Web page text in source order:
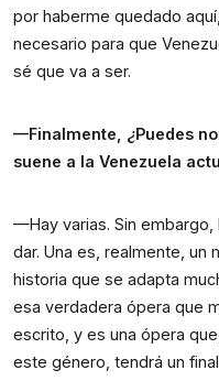
por haberme quedado
necesario para que
sé que va a ser.
—Finalmente, ¿Puedes
suene a la Venezuela
—Hay varias. Sin
dar. Una es, realmente, un
historia que se adapta
esa verdadera ópera que
escrito, y es una ópera
este género, tendrá un